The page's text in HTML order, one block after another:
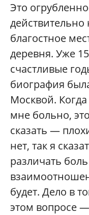
Это
благостное
деревня. Уже
счастливые
биография
Москвой.
мне больно,
сказать —
нет, так я
различать
будет. Дело в
этом вопросе